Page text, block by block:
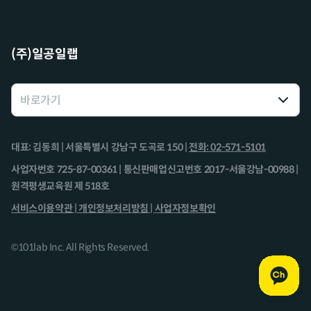
(주)일공일랩
대표: 김동희 | 서울특별시 강남구 도곡로 150 | 전화: 02-571-5101
사업자번호 725-87-00361 | 통신판매업신고번호 2017-서울강남-00988 |
원격평생교육원 제 518호
서비스이용약관 | 개인정보처리방침 | 사업자정보확인
©101lab Inc. All Rights Reserved.